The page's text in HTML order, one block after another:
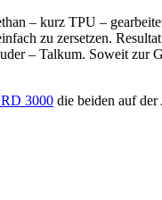
– kurz TPU –
zu zersetzen.
– Talkum. Soweit zur
3000 die beiden auf